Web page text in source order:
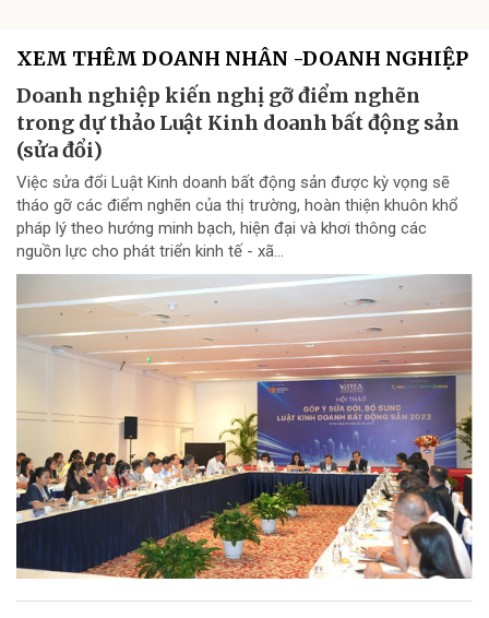
XEM THÊM DOANH NHÂN -DOANH NGHIỆP
Doanh nghiệp kiến nghị gỡ điểm nghẽn
trong dự thảo Luật Kinh doanh bất động sản
(sửa đổi)
Việc sửa đổi Luật Kinh doanh bất động sản được kỳ vọng sẽ
tháo gỡ các điểm nghẽn của thị trường, hoàn thiện khuôn khổ
pháp lý theo hướng minh bạch, hiện đại và khơi thông các
nguồn lực cho phát triển kinh tế - xã...